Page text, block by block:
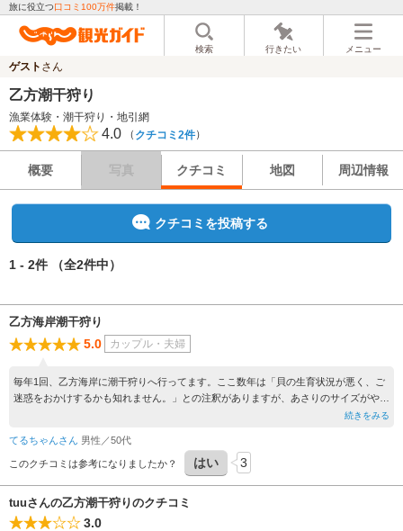
旅に役立つ口コミ100万件掲載！
検索 行きたい メニュー
ゲスト さん
乙方潮干狩り
漁業体験・潮干狩り・地引網
4.0 （ クチコミ2件）
概要 写真 クチコミ 地図 周辺情報
クチコミを投稿する
1 - 2件 （全2件中）
乙方海岸潮干狩り
5.0 カップル・夫婦
毎年1回、乙方海岸に潮干狩りへ行ってます。ここ数年は「貝の生育状況が悪く、ご
迷惑をおかけするかも知れません。」との注釈がありますが、あさりのサイズがやや
小ぶりに感じる以外は普通に取れます。先日も、例年通り楽しく潮干狩りを満喫させ
続きをみる
てるちゃんさん 男性／50代
このクチコミは参考になりましたか？ はい 3
tuuさんの乙方潮干狩りのクチコミ
3.0